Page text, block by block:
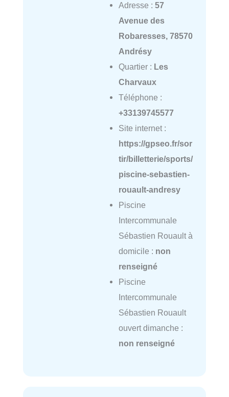
Adresse : 57
Avenue des
Robaresses, 78570
Andrésy
Quartier : Les
Charvaux
Téléphone :
+33139745577
Site internet :
https://gpseo.fr/sor
tir/billetterie/sports/
piscine-sebastien-
rouault-andresy
Piscine
Intercommunale
Sébastien Rouault à
domicile : non
renseigné
Piscine
Intercommunale
Sébastien Rouault
ouvert dimanche :
non renseigné